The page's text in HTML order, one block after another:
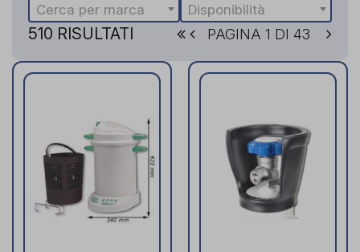
Cerca per marca Disponibilità
510 RISULTATI PAGINA 1 DI 43